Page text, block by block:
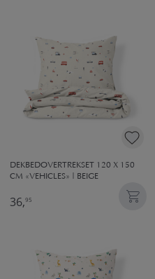
DEKBEDOVERTREKSET 120 X 150
CM «VEHICLES» | BEIGE
36,95